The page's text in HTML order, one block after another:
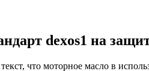
dexos1 на
что моторное масло в